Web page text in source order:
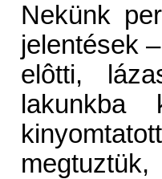
Nekünk
jelentések
elôtti,